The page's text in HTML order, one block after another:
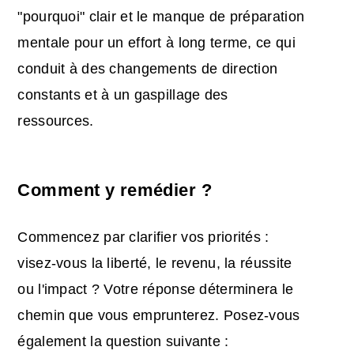
"pourquoi" clair et le manque de préparation
mentale pour un effort à long terme, ce qui
conduit à des changements de direction
constants et à un gaspillage des
ressources.
Comment y remédier ?
Commencez par clarifier vos priorités :
visez-vous la liberté, le revenu, la réussite
ou l'impact ? Votre réponse déterminera le
chemin que vous emprunterez. Posez-vous
également la question suivante :